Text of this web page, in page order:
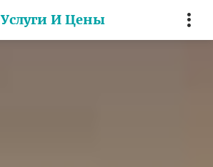
Услуги И Цены